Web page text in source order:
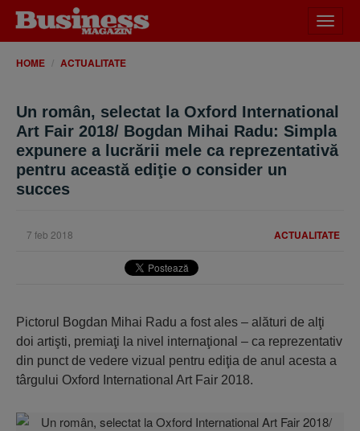
meniu
HOME ACTUALITATE
Un român, selectat la Oxford International
Art Fair 2018/ Bogdan Mihai Radu: Simpla
expunere a lucrării mele ca reprezentativă
pentru această ediţie o consider un
succes
ACTUALITATE
7 feb 2018
Pictorul Bogdan Mihai Radu a fost ales – alături de alţi
doi artişti, premiaţi la nivel internaţional – ca reprezentativ
din punct de vedere vizual pentru ediţia de anul acesta a
târgului Oxford International Art Fair 2018.